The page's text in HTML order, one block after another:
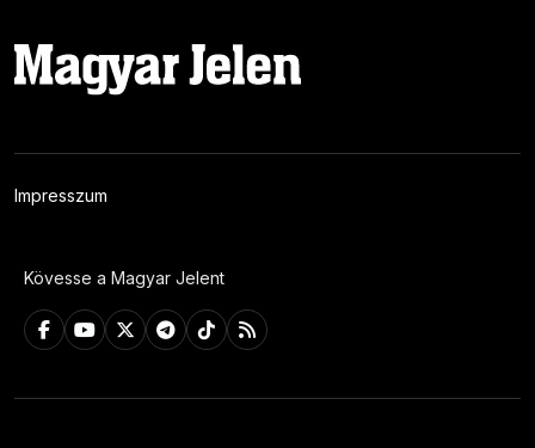
Impresszum
Kövesse a Magyar Jelent